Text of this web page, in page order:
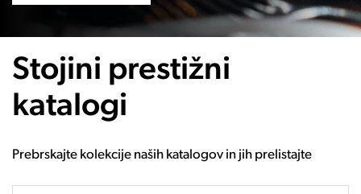
Stojini prestižni
katalogi
Prebrskajte kolekcije naših katalogov in jih prelistajte